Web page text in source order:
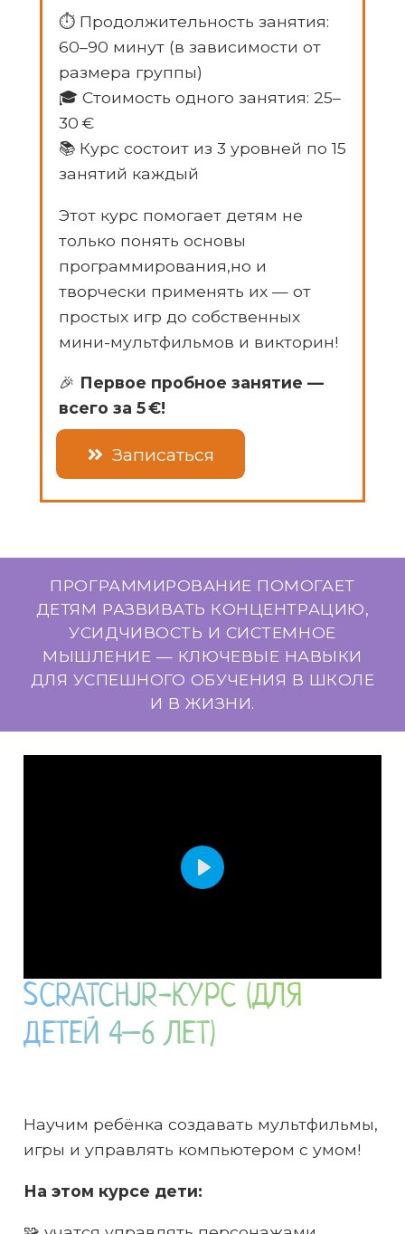
⏱ Продолжительность занятия:
60–90 минут (в зависимости от
размера группы)
🎓 Стоимость одного занятия: 25–
30 €
📚 Курс состоит из 3 уровней по 15
занятий каждый
Этот курс помогает детям не
только понять основы
программирования,но и
творчески применять их — от
простых игр до собственных
мини-мультфильмов и викторин!
🎉 Первое пробное занятие —
всего за 5 €!
Записаться
ПРОГРАММИРОВАНИЕ ПОМОГАЕТ
ДЕТЯМ РАЗВИВАТЬ КОНЦЕНТРАЦИЮ,
УСИДЧИВОСТЬ И СИСТЕМНОЕ
МЫШЛЕНИЕ — КЛЮЧЕВЫЕ НАВЫКИ
ДЛЯ УСПЕШНОГО ОБУЧЕНИЯ В ШКОЛЕ
И В ЖИЗНИ.
Play
SCRATCHJR-КУРС (ДЛЯ
ДЕТЕЙ 4–6 ЛЕТ)
Научим ребёнка создавать мультфильмы,
игры и управлять компьютером с умом!
На этом курсе дети: